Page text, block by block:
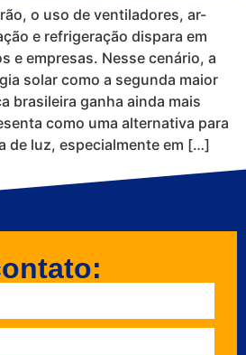
o uso de ventiladores, ar-
e refrigeração dispara em
e empresas. Nesse cenário, a
solar como a segunda maior
brasileira ganha ainda mais
como uma alternativa para
de luz, especialmente em […]